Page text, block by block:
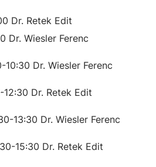
Dr. Retek Edit
Dr. Wiesler Ferenc
Dr. Wiesler Ferenc
Dr. Retek Edit
13:30 Dr. Wiesler Ferenc
15:30 Dr. Retek Edit